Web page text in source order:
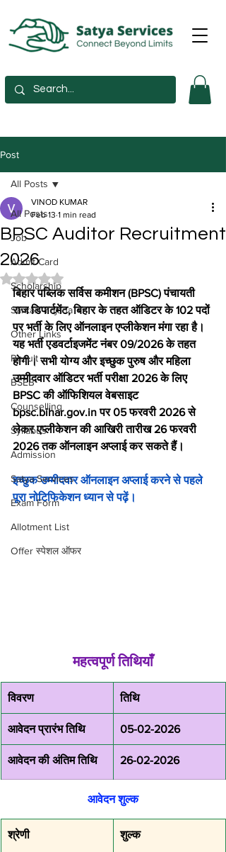
Post
All Posts
Job
Admit Card
Scholarship
Sarkari Yojana
Other Links
Result
BSEB
Counselling
Syllabus
Admission
Satya Services
Exam Form
Allotment List
Offer स्पेशल ऑफर
All Posts
BPSC Auditor Recruitment
2026
VINOD KUMAR
Feb 13 1 min read
Rated NaN out of 5 stars.
बिहार पब्लिक सर्विस कमीशन (BPSC) पंचायती
राज डिपार्टमेंट, बिहार के तहत ऑडिटर के 102 पदों
पर भर्ती के लिए ऑनलाइन एप्लीकेशन मंगा रहा है।
यह भर्ती एडवर्टाइजमेंट नंबर 09/2026 के तहत
होगी। सभी योग्य और इच्छुक पुरुष और महिला
उम्मीदवार ऑडिटर भर्ती परीक्षा 2026 के लिए
BPSC की ऑफिशियल वेबसाइट
bpsc.bihar.gov.in पर 05 फरवरी 2026 से
लेकर एप्लीकेशन की आखिरी तारीख 26 फरवरी
2026 तक ऑनलाइन अप्लाई कर सकते हैं।
इच्छुक उम्मीदवार ऑनलाइन अप्लाई करने से पहले
पूरा नोटिफिकेशन ध्यान से पढ़ें।
महत्वपूर्ण तिथियाँ
विवरण तिथि
आवेदन प्रारंभ तिथि 05-02-2026
आवेदन की अंतिम तिथि 26-02-2026
आवेदन शुल्क
श्रेणी शुल्क